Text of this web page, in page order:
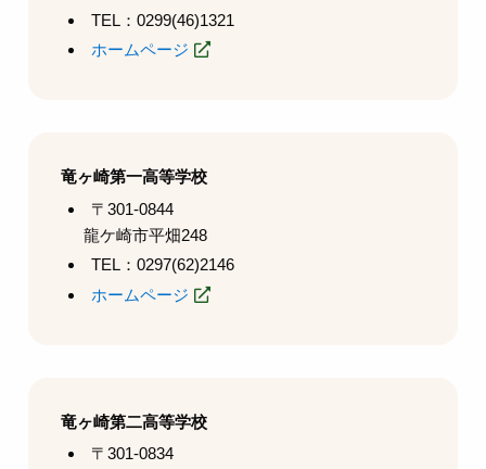
TEL：0299(46)1321
ホームページ
竜ヶ崎第一高等学校
〒301-0844
龍ケ崎市平畑248
TEL：0297(62)2146
ホームページ
竜ヶ崎第二高等学校
〒301-0834